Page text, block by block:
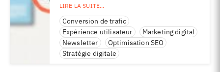
Conversion de trafic
Expérience utilisateur
Marketing digital
Newsletter
Optimisation SEO
Stratégie digitale